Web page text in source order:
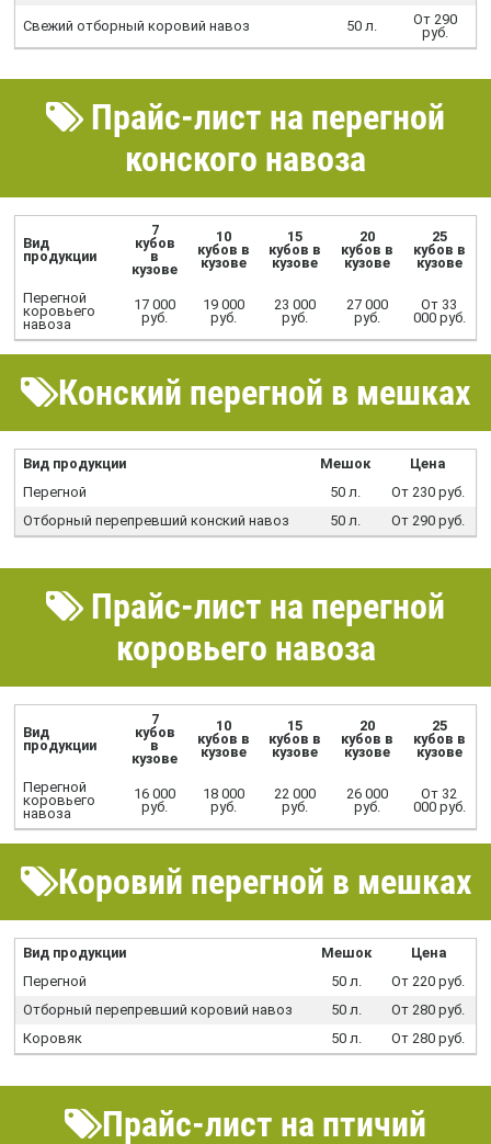
Свежий отборный коровий навоз 50 л.
От 290
руб.
Прайс-лист на перегной
конского навоза
Вид
продукции
7
кубов
в
кузове
10
кубов в
кузове
15
кубов в
кузове
20
кубов в
кузове
25
кубов в
кузове
Перегной
коровьего
навоза
17 000
руб.
19 000
руб.
23 000
руб.
27 000
руб.
От 33
000 руб.
Конский перегной в мешках
Вид продукции Мешок
Цена
Перегной
50 л.
От 230 руб.
Отборный перепревший конский навоз
50 л. От 290 руб.
Прайс-лист на перегной
коровьего навоза
Вид
продукции
7
кубов
в
кузове
10
кубов в
кузове
15
кубов в
кузове
20
кубов в
кузове
25
кубов в
кузове
Перегной
коровьего
навоза
16 000
руб.
18 000
руб.
22 000
руб.
26 000
руб.
От 32
000 руб.
Коровий перегной в мешках
Вид продукции Мешок
Цена
Перегной
50 л.
От 220 руб.
Отборный перепревший коровий навоз
50 л.
От 280 руб.
Коровяк
50 л. От 280 руб.
Прайс-лист на птичий